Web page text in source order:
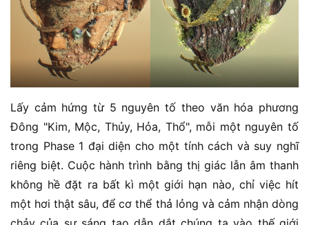
Lấy cảm hứng từ 5 nguyên tố theo văn hóa phương
Đông "Kim, Mộc, Thủy, Hỏa, Thổ", mỗi một nguyên tố
trong Phase 1 đại diện cho một tính cách và suy nghĩ
riêng biệt. Cuộc hành trình bằng thị giác lẫn âm thanh
không hề đặt ra bất kì một giới hạn nào, chỉ việc hít
một hơi thật sâu, để cơ thể thả lỏng và cảm nhận dòng